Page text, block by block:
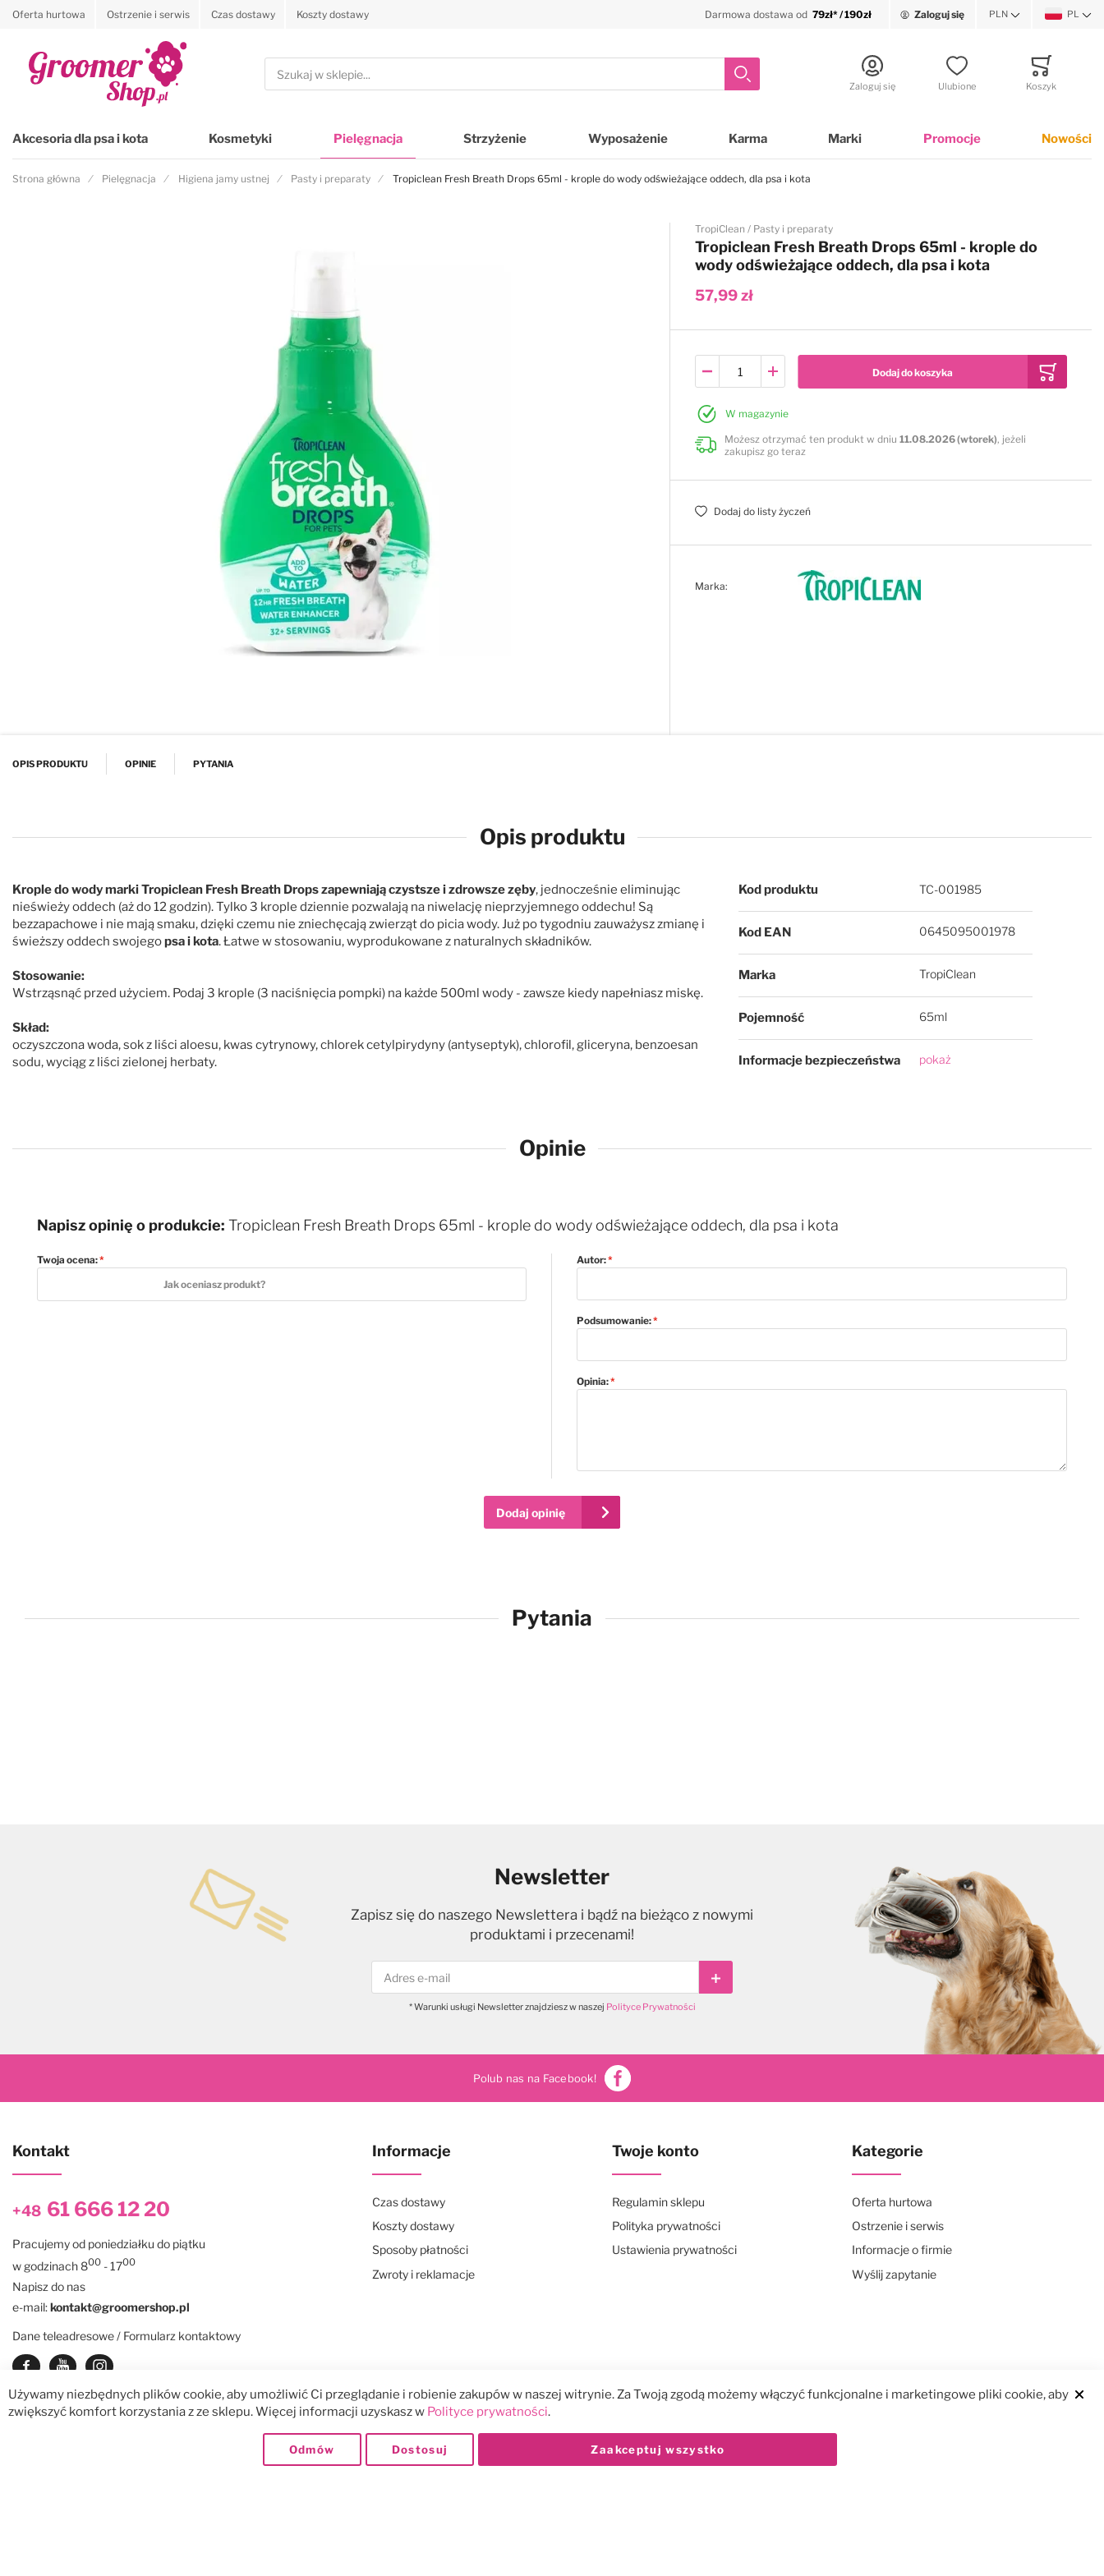
Oferta hurtowa Ostrzenie i serwis Czas dostawy Koszty dostawy Darmowa dostawa od 79zł* / 190zł Zaloguj sięWalutaPLN PL
Szukaj
Szukaj Zaloguj się Ulubione Koszyk
Akcesoria dla psa i kota Kosmetyki Pielęgnacja Strzyżenie Wyposażenie Karma Marki Promocje Nowości
Strona główna Pielęgnacja Higiena jamy ustnej Pasty i preparaty Tropiclean Fresh Breath Drops 65ml - krople do wody odświeżające oddech, dla psa i kota
TropiClean Pasty i preparaty
Tropiclean Fresh Breath Drops 65ml - krople do
wody odświeżające oddech, dla psa i kota
57,99 zł
Dodaj do koszyka
W magazynie
Możesz otrzymać ten produkt w dniu11.08.2026 (wtorek), jeżeli
zakupisz go teraz
Dodaj do listy życzeń
Marka:
OPIS PRODUKTU OPINIE PYTANIA
Opis produktu
Krople do wody marki Tropiclean Fresh Breath Drops zapewniają czystsze i zdrowsze zęby, jednocześnie eliminując
nieświeży oddech (aż do 12 godzin). Tylko 3 krople dziennie pozwalają na niwelację nieprzyjemnego oddechu! Są
bezzapachowe i nie mają smaku, dzięki czemu nie zniechęcają zwierząt do picia wody. Już po tygodniu zauważysz zmianę i
świeższy oddech swojegopsa i kota. Łatwe w stosowaniu, wyprodukowane z naturalnych składników.
Stosowanie:
Wstrząsnąć przed użyciem. Podaj 3 krople (3 naciśnięcia pompki) na każde 500ml wody - zawsze kiedy napełniasz miskę.
Skład:
oczyszczona woda, sok z liści aloesu, kwas cytrynowy, chlorek cetylpirydyny (antyseptyk), chlorofil, gliceryna, benzoesan
sodu, wyciąg z liści zielonej herbaty.
Więcej informacji
Kod produktu TC-001985
Kod EAN 0645095001978
Marka TropiClean
Pojemność 65ml
Informacje bezpieczeństwa pokaż
Opinie
Napisz opinię o produkcie: Tropiclean Fresh Breath Drops 65ml - krople do wody odświeżające oddech, dla psa i kota
Twoja ocena:
Jak oceniasz produkt?
5 stars
Autor:
Podsumowanie:
Opinia:
Dodaj opinię
Pytania
Newsletter
Zapisz się do naszego Newslettera i bądź na bieżąco z nowymi
produktami i przecenami!
Subskrybuj
* Warunki usługi Newsletter znajdziesz w naszej Polityce Prywatności
Polub nas na Facebook!
Kontakt
+48 61 666 12 20
Pracujemy od poniedziałku do piątku
w godzinach 800 - 1700
Napisz do nas
e-mail:kontakt@groomershop.pl
Dane teleadresowe / Formularz kontaktowy
Zobacz nasz Facebook
Zobacz nasz kanał Youtube
See our instagram
Informacje
Czas dostawy
Koszty dostawy
Sposoby płatności
Zwroty i reklamacje
Twoje konto
Regulamin sklepu
Polityka prywatności
Ustawienia prywatności
Kategorie
Oferta hurtowa
Ostrzenie i serwis
Informacje o firmie
Wyślij zapytanie
Płatności:
Używamy niezbędnych plików cookie, aby umożliwić Ci przeglądanie i robienie zakupów w naszej witrynie. Za Twoją zgodą możemy włączyć funkcjonalne i marketingowe pliki cookie, aby
zwiększyć komfort korzystania z ze sklepu. Więcej informacji uzyskasz w Polityce prywatności.
Zaakceptuj wszystko
Dostosuj
Odmów